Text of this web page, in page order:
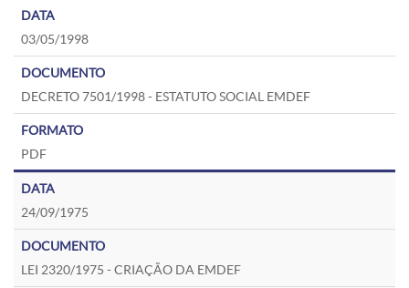
03/05/1998
DECRETO 7501/1998 - ESTATUTO SOCIAL EMDEF
PDF
24/09/1975
LEI 2320/1975 - CRIAÇÃO DA EMDEF